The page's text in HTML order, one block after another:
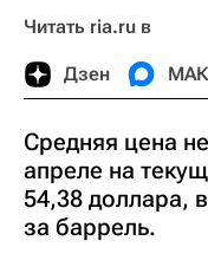
Читать ria.ru в
Дзен
Средняя цена
апреле на
54,38 доллара,
за баррель.